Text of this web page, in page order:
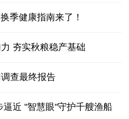
季健康指南来了！
夯实秋粮稳产基础
查最终报告
近 "智慧眼"守护千艘渔船